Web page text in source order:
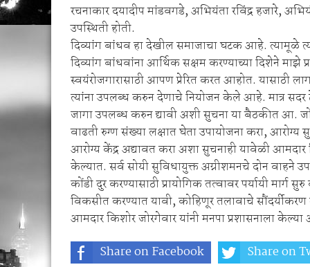
रचनाकार दयादीप मांडवगडे, अभियंता रविंद्र हजारे,
उपस्थिती होती.
दिव्यांग बांधव हा देखील समाजाचा घटक आहे. त्यामूळे
दिव्यांग बांधवांना आर्थिक सक्षम करण्याच्या दिशेने माझे
स्वयंरोजगारासाठी आपण प्रेरित करत आहोत. यासाठी
त्यांना उपलब्ध करुन देणाचे नियोजन केले आहे. मात्र सदर
जागा उपलब्ध करुन द्यावी अशी सुचना या बैठकीत आ.
वाढती रुग्ण संख्या लक्षात घेता उपायोजना करा, आरोग्य
आरोग्य केंद्र अद्यावत करा अशा सुचनाही यावेळी आमदार
केल्यात. सर्व सोयी सुविधायुक्त अग्नीशमनचे दोन वाहने
कोंडी दुर करण्यासाठी प्रायोगिक तत्वावर पर्यायी
विकसीत करण्यात यावी, कोहिणूर तलावाचे
आमदार किशोर जोरगेवार यांनी मनपा प्रशासनाला
Share on Facebook
Share on